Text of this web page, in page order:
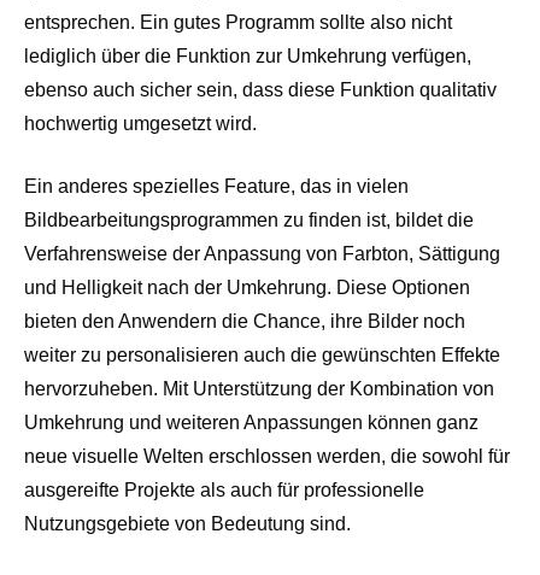
entsprechen. Ein gutes Programm sollte also nicht
lediglich über die Funktion zur Umkehrung verfügen,
ebenso auch sicher sein, dass diese Funktion qualitativ
hochwertig umgesetzt wird.
Ein anderes spezielles Feature, das in vielen
Bildbearbeitungsprogrammen zu finden ist, bildet die
Verfahrensweise der Anpassung von Farbton, Sättigung
und Helligkeit nach der Umkehrung. Diese Optionen
bieten den Anwendern die Chance, ihre Bilder noch
weiter zu personalisieren auch die gewünschten Effekte
hervorzuheben. Mit Unterstützung der Kombination von
Umkehrung und weiteren Anpassungen können ganz
neue visuelle Welten erschlossen werden, die sowohl für
ausgereifte Projekte als auch für professionelle
Nutzungsgebiete von Bedeutung sind.